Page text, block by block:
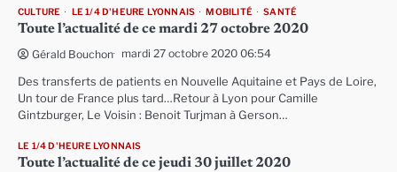
CULTURE LE 1/4 D'HEURE LYONNAIS MOBILITÉ SANTÉ
Toute l’actualité de ce mardi 27 octobre 2020
Gérald Bouchon mardi 27 octobre 2020 06:54
Des transferts de patients en Nouvelle Aquitaine et Pays de Loire,
Un tour de France plus tard…Retour à Lyon pour Camille
Gintzburger, Le Voisin : Benoit Turjman à Gerson…
LE 1/4 D'HEURE LYONNAIS
Toute l’actualité de ce jeudi 30 juillet 2020